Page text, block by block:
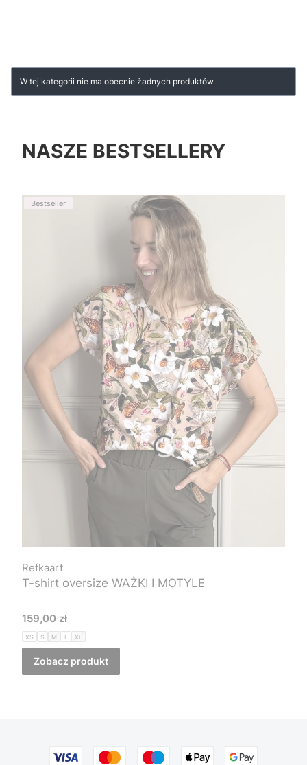
Lista produktów
W tej kategorii nie ma obecnie żadnych produktów
NASZE BESTSELLERY
Bestseller
T-shirt oversize WAŻKI I MOTYLE
Refkaart
Cena
159,00 zł
XS S M L XL
Zobacz produkt